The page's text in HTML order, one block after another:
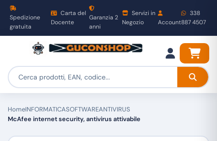
Spedizione
gratuita
Carta del
Docente
Garanzia 2
anni
Servizi in
Negozio
Account
338
887 4507
HomeINFORMATICASOFTWAREANTIVIRUS
McAfee internet security, antivirus attivabile